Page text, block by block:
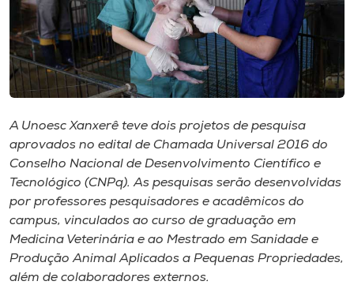
Editora
Rádio
Museu
Unoesc
Store
Selecione
A Unoesc Xanxerê teve dois projetos de pesquisa
aprovados no edital de Chamada Universal 2016 do
Conselho Nacional de Desenvolvimento Científico e
Tecnológico (CNPq). As pesquisas serão desenvolvidas
por professores pesquisadores e acadêmicos do
campus, vinculados ao curso de graduação em
Medicina Veterinária e ao Mestrado em Sanidade e
Produção Animal Aplicados a Pequenas Propriedades,
além de colaboradores externos.